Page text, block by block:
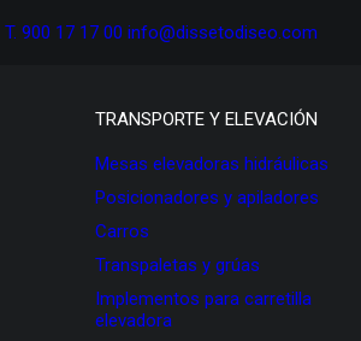
T. 900 17 17 00 info@dissetodiseo.com
TRANSPORTE Y ELEVACIÓN
Mesas elevadoras hidráulicas
Posicionadores y apiladores
Carros
Transpaletas y grúas
Implementos para carretilla
elevadora